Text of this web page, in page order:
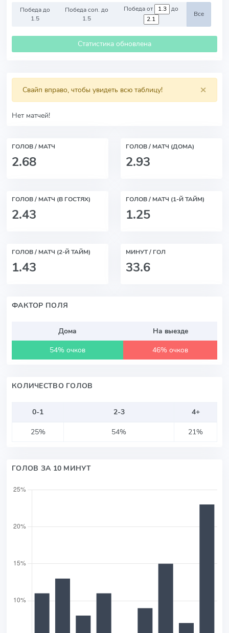
Победа до
1.5
Победа соп. до
1.5
Победа от до
Все
Статистика обновлена
×
Свайп вправо, чтобы увидеть всю таблицу!
Нет матчей!
ГОЛОВ / МАТЧ
2.68
ГОЛОВ / МАТЧ (ДОМА)
2.93
ГОЛОВ / МАТЧ (В ГОСТЯХ)
2.43
ГОЛОВ / МАТЧ (1-Й ТАЙМ)
1.25
ГОЛОВ / МАТЧ (2-Й ТАЙМ)
1.43
МИНУТ / ГОЛ
33.6
ФАКТОР ПОЛЯ
Дома
На выезде
54% очков
46% очков
КОЛИЧЕСТВО ГОЛОВ
0-1 2-3
4+
25%
54% 21%
ГОЛОВ ЗА 10 МИНУТ